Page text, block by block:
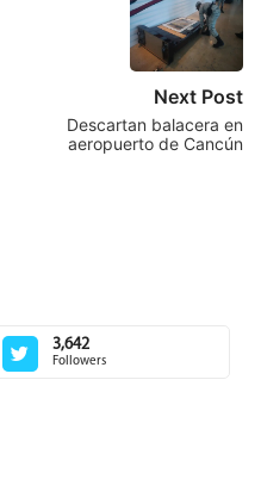
Next Post
Descartan balacera en
aeropuerto de Cancún
3,642
Followers